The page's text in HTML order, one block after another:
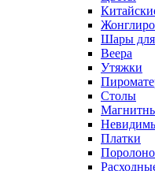
Шары для
Веера
Утяжки
Столы
Платки